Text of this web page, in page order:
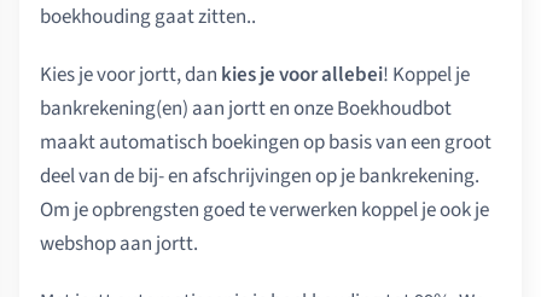
boekhouding gaat zitten..
Kies je voor jortt, dan kies je voor allebei! Koppel je
bankrekening(en) aan jortt en onze Boekhoudbot
maakt automatisch boekingen op basis van een groot
deel van de bij- en afschrijvingen op je bankrekening.
Om je opbrengsten goed te verwerken koppel je ook je
webshop aan jortt.